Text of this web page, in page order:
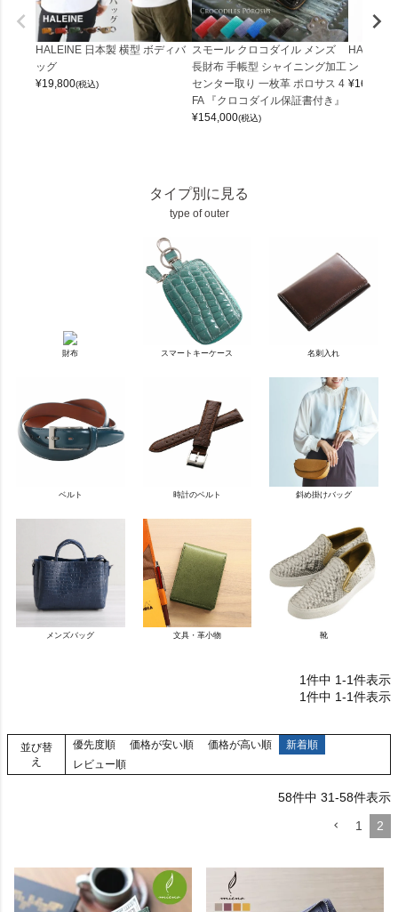
HALEINE 日本製 横型 ボディバ
ッグ
¥19,800(税込)
スモール クロコダイル メンズ
長財布 手帳型 シャイニング加工
センター取り 一枚革 ポロサス 4
FA 『クロコダイル保証書付き』
¥154,000(税込)
HALEINE
ンドファ
¥16,500
タイプ別に見る
type of outer
財布 スマートキーケース 名刺入れ
ベルト 時計のベルト 斜め掛けバッグ
メンズバッグ 文具・革小物 靴
1件中 1-1件表示
1件中 1-1件表示
並び替
え
優先度順 価格が安い順 価格が高い順
新着順
レビュー順
58件中 31-58件表示
1
2